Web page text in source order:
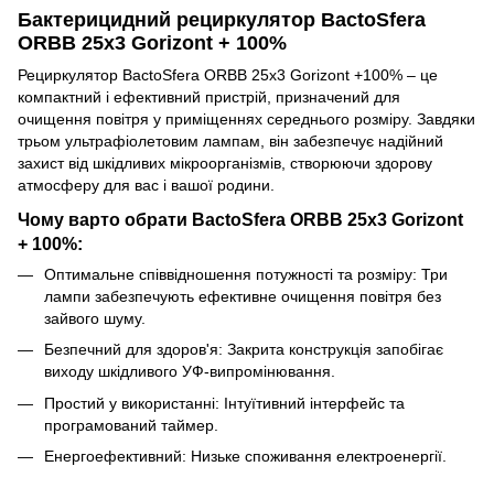
Бактерицидний рециркулятор BactoSfera
ORBB 25х3 Gorizont + 100%
Рециркулятор BactoSfera ORBB 25x3 Gorizont +100% – це
компактний і ефективний пристрій, призначений для
очищення повітря у приміщеннях середнього розміру. Завдяки
трьом ультрафіолетовим лампам, він забезпечує надійний
захист від шкідливих мікроорганізмів, створюючи здорову
атмосферу для вас і вашої родини.
Чому варто обрати BactoSfera ORBB 25х3 Gorizont
+ 100%:
Оптимальне співвідношення потужності та розміру: Три
лампи забезпечують ефективне очищення повітря без
зайвого шуму.
Безпечний для здоров'я: Закрита конструкція запобігає
виходу шкідливого УФ-випромінювання.
Простий у використанні: Інтуїтивний інтерфейс та
програмований таймер.
Енергоефективний: Низьке споживання електроенергії.